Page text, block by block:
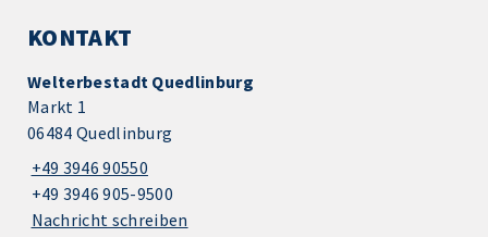
KONTAKT
Welterbestadt Quedlinburg
Markt 1
06484 Quedlinburg
+49 3946 90550
+49 3946 905-9500
Nachricht schreiben